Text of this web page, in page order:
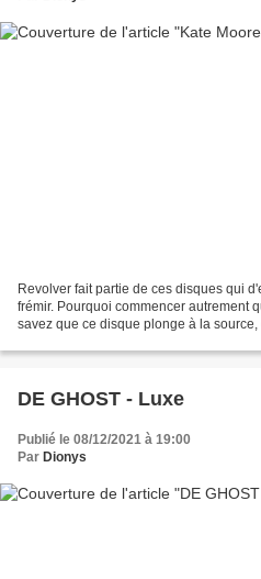
Revolver fait partie de ces disques qui
frémir. Pourquoi commencer autrement
savez que ce disque plonge à la
DE GHOST - Luxe
Publié le 08/12/2021 à 19:00
Par Dionys